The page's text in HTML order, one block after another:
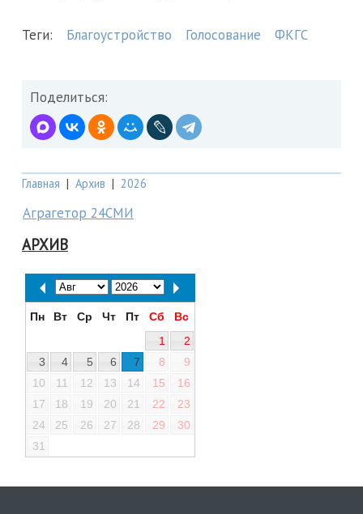
Теги: Благоустройство Голосование ФКГС
Поделиться:
Главная | Архив | 2026
Аграгетор 24СМИ
АРХИВ
Пн Вт Ср Чт Пт Сб
Вс
1
2
3
4 5 6 7 8
9
10
11 12 13 14 15
16
17
18 19 20 21 22
23
24
25 26 27 28 29
30
31